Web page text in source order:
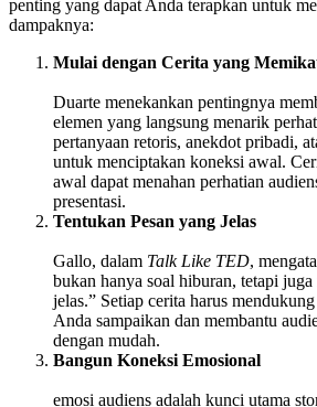
penting yang dapat Anda terapkan untuk
dampaknya:
Mulai dengan Cerita yang
Duarte menekankan pentingnya
elemen yang langsung menarik
pertanyaan retoris, anekdot pribadi,
untuk menciptakan koneksi awal.
awal dapat menahan perhatian
presentasi.
Tentukan Pesan yang Jelas
Gallo, dalam Talk Like TED,
bukan hanya soal hiburan, tetapi
jelas.” Setiap cerita harus
Anda sampaikan dan membantu
dengan mudah.
Bangun Koneksi Emosional
emosi audiens adalah kunci utama